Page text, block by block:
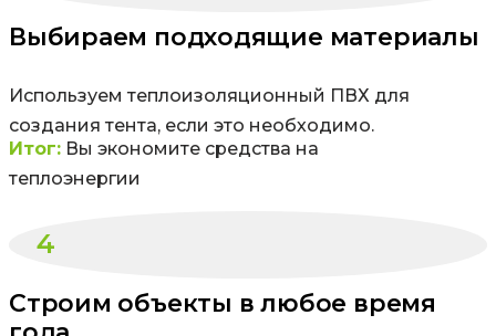
Выбираем подходящие материалы
Используем теплоизоляционный ПВХ для
создания тента, если это необходимо.
Итог: Вы экономите средства на
теплоэнергии
4
Строим объекты в любое время